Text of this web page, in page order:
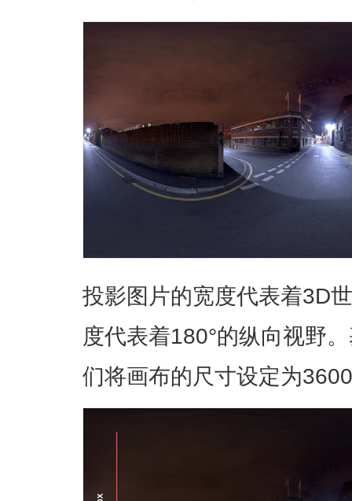
投影图片的宽度代表着3D
度代表着180°的纵向视野
们将画布的尺寸设定为